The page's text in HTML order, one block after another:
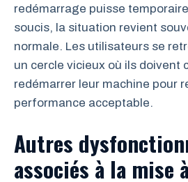
redémarrage puisse
soucis, la situation revient
normale. Les utilisateurs se
un cercle vicieux où ils doivent
redémarrer leur machine pour
performance acceptable.
Autres
associés à la mise